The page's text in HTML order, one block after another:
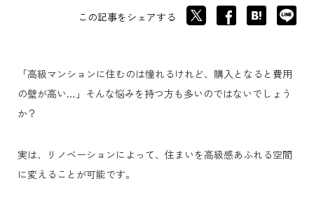
この記事をシェアする
「高級マンションに住むのは憧れるけれど、購入となると費用
の壁が高い…」そんな悩みを持つ方も多いのではないでしょう
か？
実は、リノベーションによって、住まいを高級感あふれる空間
に変えることが可能です。